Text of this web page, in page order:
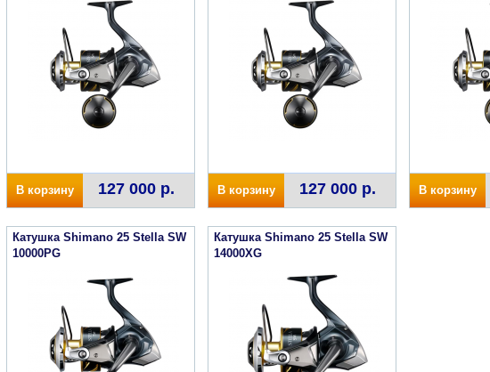
В корзину 127 000 р. В корзину 127 000 р. В корзину
Катушка Shimano 25 Stella SW
10000PG
Катушка Shimano 25 Stella SW
14000XG